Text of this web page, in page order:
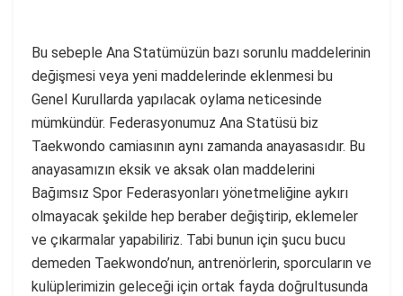
Bu sebeple Ana Statümüzün bazı sorunlu maddelerinin
değişmesi veya yeni maddelerinde eklenmesi bu
Genel Kurullarda yapılacak oylama neticesinde
mümkündür. Federasyonumuz Ana Statüsü biz
Taekwondo camiasının aynı zamanda anayasasıdır. Bu
anayasamızın eksik ve aksak olan maddelerini
Bağımsız Spor Federasyonları yönetmeliğine aykırı
olmayacak şekilde hep beraber değiştirip, eklemeler
ve çıkarmalar yapabiliriz. Tabi bunun için şucu bucu
demeden Taekwondo’nun, antrenörlerin, sporcuların ve
kulüplerimizin geleceği için ortak fayda doğrultusunda